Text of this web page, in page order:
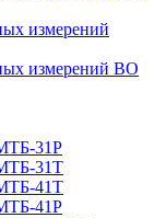
измерений
измерений ВО
31Р
31Т
41Т
41Р